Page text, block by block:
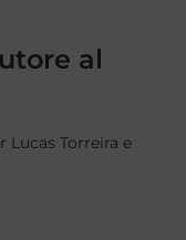
al
Torreira e